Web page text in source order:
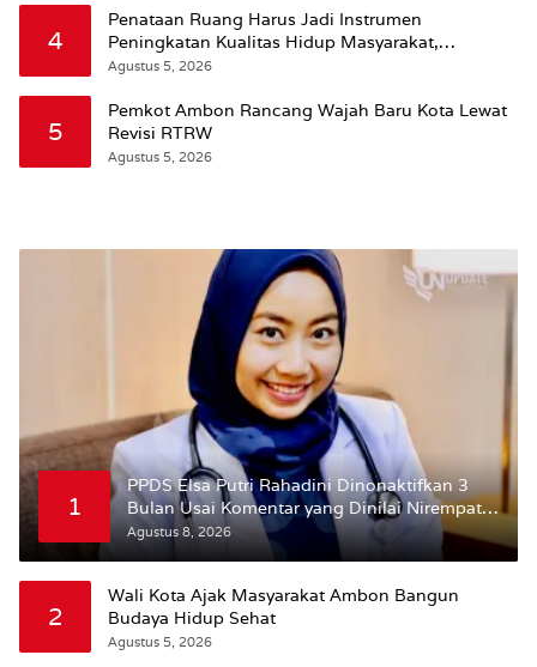
4
Penataan Ruang Harus Jadi Instrumen
Peningkatan Kualitas Hidup Masyarakat,
Wattimena: Revisi RT-RW Ditetapkan Pemkot
Agustus 5, 2026
5
Pemkot Ambon Rancang Wajah Baru Kota Lewat
Revisi RTRW
Agustus 5, 2026
1
PPDS Elsa Putri Rahadini Dinonaktifkan 3
Bulan Usai Komentar yang Dinilai Nirempati
ke Pasien BPJS
Agustus 8, 2026
2
Wali Kota Ajak Masyarakat Ambon Bangun
Budaya Hidup Sehat
Agustus 5, 2026